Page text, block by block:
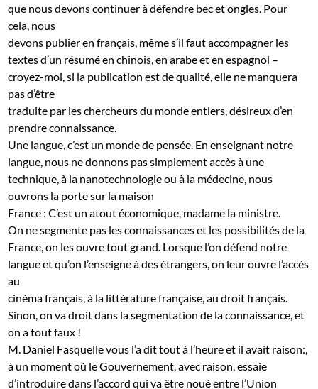
que nous devons continuer à défendre bec et ongles. Pour
cela, nous
devons publier en français, même s’il faut accompagner les
textes d’un résumé en chinois, en arabe et en espagnol –
croyez-moi, si la publication est de qualité, elle ne manquera
pas d’être
traduite par les chercheurs du monde entiers, désireux d’en
prendre connaissance.
Une langue, c’est un monde de pensée. En enseignant notre
langue, nous ne donnons pas simplement accès à une
technique, à la nanotechnologie ou à la médecine, nous
ouvrons la porte sur la maison
France : C’est un atout économique, madame la ministre.
On ne segmente pas les connaissances et les possibilités de la
France, on les ouvre tout grand. Lorsque l’on défend notre
langue et qu’on l’enseigne à des étrangers, on leur ouvre l’accès
au
cinéma français, à la littérature française, au droit français.
Sinon, on va droit dans la segmentation de la connaissance, et
on a tout faux !
M. Daniel Fasquelle vous l’a dit tout à l’heure et il avait raison:,
à un moment où le Gouvernement, avec raison, essaie
d’introduire dans l’accord qui va être noué entre l’Union